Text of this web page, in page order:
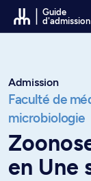
Passer au contenu
Guide
d'admission
Admission
Faculté de
microbiologie
en Une